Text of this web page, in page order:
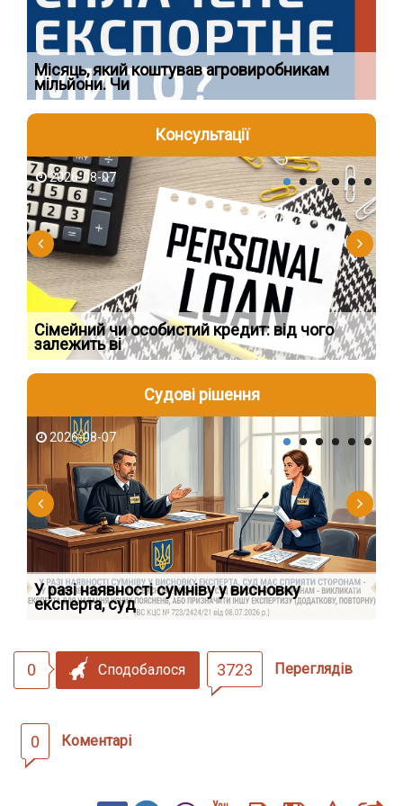
Місяць, який коштував агровиробникам
мільйони. Чи
Консультації
2026-08-07
Сімейний чи особистий кредит: від чого
залежить ві
Судові рішення
2026-08-07
У разі наявності сумніву у висновку
експерта, суд
0 Сподобалося 3723 Переглядів
0 Коментарі